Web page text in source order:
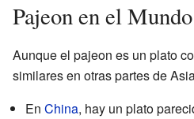
Pajeon en el Mundo
Aunque el pajeon es un plato
similares en otras partes de
En China, hay un plato